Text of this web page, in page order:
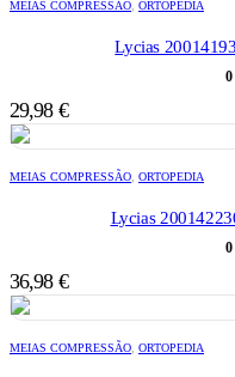
MEIAS COMPRESSÃO ORTOPEDIA
Lycias
0
29,98 €
MEIAS COMPRESSÃO ORTOPEDIA
Lycias
0
36,98 €
MEIAS COMPRESSÃO ORTOPEDIA